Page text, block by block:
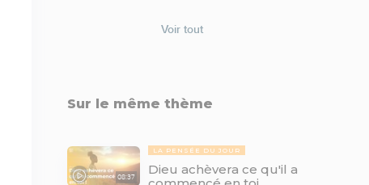
Voir tout
Sur le même thème
08:37
LA PENSÉE DU JOUR
Dieu achèvera ce qu'il a